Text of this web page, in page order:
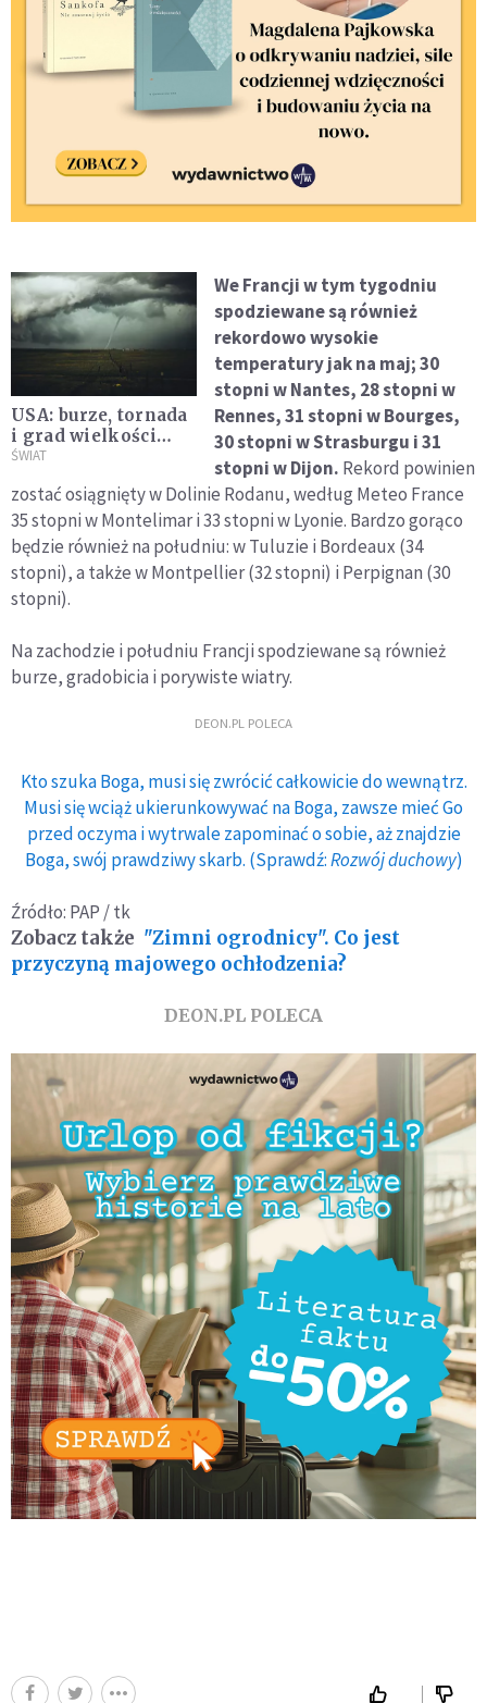
USA: burze, tornada
i grad wielkości
piłek tenisowych
mln mieszkańców
ŚWIAT
We Francji w tym tygodniu
spodziewane są również
rekordowo wysokie
temperatury jak na maj; 30
stopni w Nantes, 28 stopni w
Rennes, 31 stopni w Bourges,
30 stopni w Strasburgu i 31
stopni w Dijon. Rekord powinien
zostać osiągnięty w Dolinie Rodanu, według Meteo France
35 stopni w Montelimar i 33 stopni w Lyonie. Bardzo gorąco
będzie również na południu: w Tuluzie i Bordeaux (34
stopni), a także w Montpellier (32 stopni) i Perpignan (30
stopni).
Na zachodzie i południu Francji spodziewane są również
burze, gradobicia i porywiste wiatry.
DEON.PL POLECA
Kto szuka Boga, musi się zwrócić całkowicie do wewnątrz.
Musi się wciąż ukierunkowywać na Boga, zawsze mieć Go
przed oczyma i wytrwale zapominać o sobie, aż znajdzie
Boga, swój prawdziwy skarb. (Sprawdź:Rozwój duchowy)
Źródło: PAP / tk
Zobacz także "Zimni ogrodnicy". Co jest
przyczyną majowego ochłodzenia?
DEON.PL POLECA